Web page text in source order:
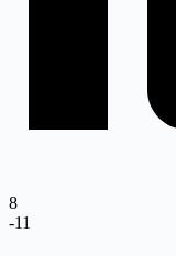
8
-11